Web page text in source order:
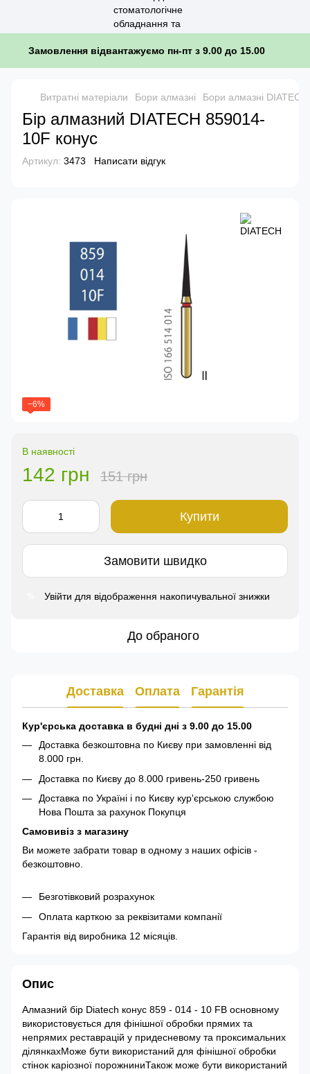
Замовлення відвантажуємо пн-пт з 9.00 до 15.00
Витратні матеріали Бори алмазні Бори алмазні DIATECH
Бір алмазний DIATECH 859014-
10F конус
Артикул: 3473 Написати відгук
−6%
В наявності
142 грн 151 грн
Купити
Замовити швидко
Увійти для відображення накопичувальної знижки
До обраного
Доставка Оплата Гарантія
Кур'єрська доставка в будні дні з 9.00 до 15.00
Доставка безкоштовна по Києву при замовленні від
8.000 грн.
Доставка по Києву до 8.000 гривень-250 гривень
Доставка по Україні і по Києву кур'єрською службою
Нова Пошта за рахунок Покупця
Самовивіз з магазину
Ви можете забрати товар в одному з наших офісів -
безкоштовно.
Безготівковий розрахунок
Оплата карткою за реквізитами компанії
Гарантія від виробника 12 місяців.
Опис
Алмазний бір Diatech конус 859 - 014 - 10 FВ основному
використовується для фінішної обробки прямих та
непрямих реставрацій у придесневому та проксимальних
ділянкахМоже бути використаний для фінішної обробки
стінок каріозної порожниниТакож може бути використаний